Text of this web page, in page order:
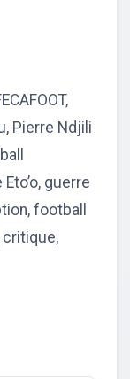
Pierre Ndjili
guerre
football
critique,